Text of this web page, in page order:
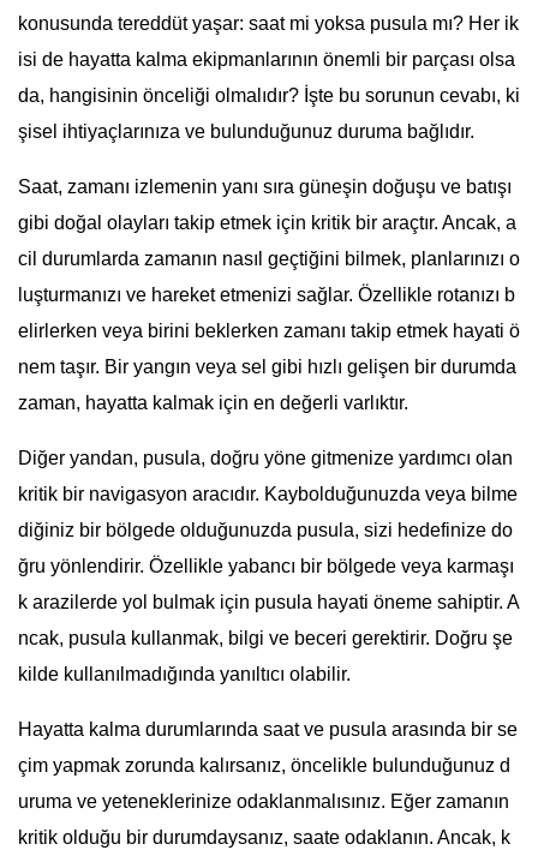
konusunda tereddüt yaşar: saat mi yoksa pusula mı? Her ik
isi de hayatta kalma ekipmanlarının önemli bir parçası olsa
da, hangisinin önceliği olmalıdır? İşte bu sorunun cevabı, ki
şisel ihtiyaçlarınıza ve bulunduğunuz duruma bağlıdır.
Saat, zamanı izlemenin yanı sıra güneşin doğuşu ve batışı
gibi doğal olayları takip etmek için kritik bir araçtır. Ancak, a
cil durumlarda zamanın nasıl geçtiğini bilmek, planlarınızı o
luşturmanızı ve hareket etmenizi sağlar. Özellikle rotanızı b
elirlerken veya birini beklerken zamanı takip etmek hayati ö
nem taşır. Bir yangın veya sel gibi hızlı gelişen bir durumda
zaman, hayatta kalmak için en değerli varlıktır.
Diğer yandan, pusula, doğru yöne gitmenize yardımcı olan
kritik bir navigasyon aracıdır. Kaybolduğunuzda veya bilme
diğiniz bir bölgede olduğunuzda pusula, sizi hedefinize do
ğru yönlendirir. Özellikle yabancı bir bölgede veya karmaşı
k arazilerde yol bulmak için pusula hayati öneme sahiptir. A
ncak, pusula kullanmak, bilgi ve beceri gerektirir. Doğru şe
kilde kullanılmadığında yanıltıcı olabilir.
Hayatta kalma durumlarında saat ve pusula arasında bir se
çim yapmak zorunda kalırsanız, öncelikle bulunduğunuz d
uruma ve yeteneklerinize odaklanmalısınız. Eğer zamanın
kritik olduğu bir durumdaysanız, saate odaklanın. Ancak, k